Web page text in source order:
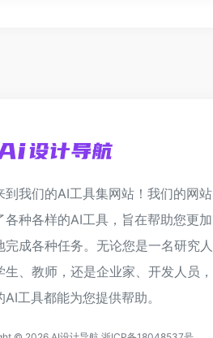
到我们的AI工具集网站！我们的网站
各种各样的AI工具，旨在帮助您更加
完成各种任务。无论您是一名研究人
生、教师，还是企业家、开发人员，
AI工具都能为您提供帮助。